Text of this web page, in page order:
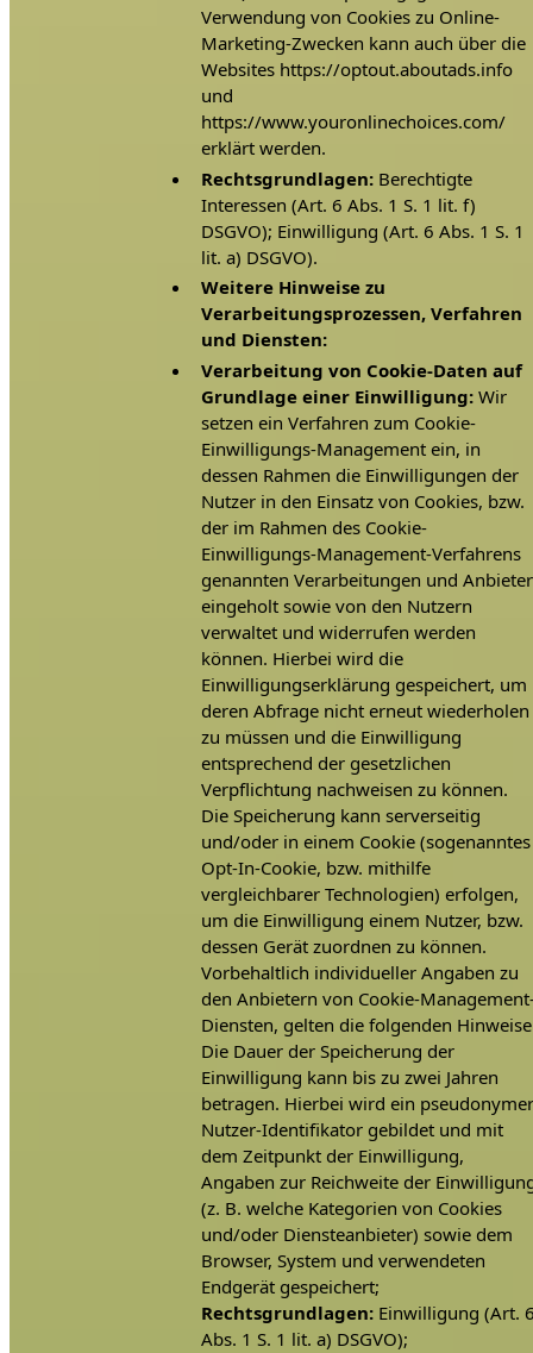
Verwendung von Cookies zu Online-
Marketing-Zwecken kann auch über die
Websites https://optout.aboutads.info
und
https://www.youronlinechoices.com/
erklärt werden.
Rechtsgrundlagen: Berechtigte
Interessen (Art. 6 Abs. 1 S. 1 lit. f)
DSGVO); Einwilligung (Art. 6 Abs. 1 S. 1
lit. a) DSGVO).
Weitere Hinweise zu
Verarbeitungsprozessen, Verfahren
und Diensten:
Verarbeitung von Cookie-Daten auf
Grundlage einer Einwilligung: Wir
setzen ein Verfahren zum Cookie-
Einwilligungs-Management ein, in
dessen Rahmen die Einwilligungen der
Nutzer in den Einsatz von Cookies, bzw.
der im Rahmen des Cookie-
Einwilligungs-Management-Verfahrens
genannten Verarbeitungen und Anbieter
eingeholt sowie von den Nutzern
verwaltet und widerrufen werden
können. Hierbei wird die
Einwilligungserklärung gespeichert, um
deren Abfrage nicht erneut wiederholen
zu müssen und die Einwilligung
entsprechend der gesetzlichen
Verpflichtung nachweisen zu können.
Die Speicherung kann serverseitig
und/oder in einem Cookie (sogenanntes
Opt-In-Cookie, bzw. mithilfe
vergleichbarer Technologien) erfolgen,
um die Einwilligung einem Nutzer, bzw.
dessen Gerät zuordnen zu können.
Vorbehaltlich individueller Angaben zu
den Anbietern von Cookie-
Diensten, gelten die folgenden
Die Dauer der Speicherung der
Einwilligung kann bis zu zwei Jahren
betragen. Hierbei wird ein
Nutzer-Identifikator gebildet und mit
dem Zeitpunkt der Einwilligung,
Angaben zur Reichweite der
(z. B. welche Kategorien von Cookies
und/oder Diensteanbieter) sowie dem
Browser, System und verwendeten
Endgerät gespeichert;
Rechtsgrundlagen: Einwilligung (Art.
Abs. 1 S. 1 lit. a) DSGVO);